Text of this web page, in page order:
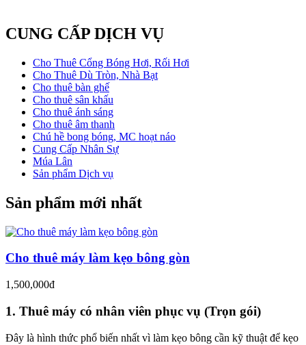
CUNG CẤP DỊCH VỤ
Cho Thuê Cổng Bóng Hơi, Rối Hơi
Cho Thuê Dù Tròn, Nhà Bạt
Cho thuê bàn ghế
Cho thuê sân khấu
Cho thuê ánh sáng
Cho thuê âm thanh
Chú hề bong bóng, MC hoạt náo
Cung Cấp Nhân Sự
Múa Lân
Sản phẩm Dịch vụ
Sản phẩm mới nhất
Cho thuê máy làm kẹo bông gòn
1,500,000đ
1. Thuê máy có nhân viên phục vụ (Trọn gói)
Đây là hình thức phổ biến nhất vì làm kẹo bông cần kỹ thuật để kẹo